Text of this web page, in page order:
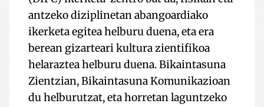
antzeko diziplinetan abangoardiako
ikerketa egitea helburu duena, eta era
berean gizarteari kultura zientifikoa
helaraztea helburu duena. Bikaintasuna
Zientzian, Bikaintasuna Komunikazioan
du helburutzat, eta horretan laguntzeko